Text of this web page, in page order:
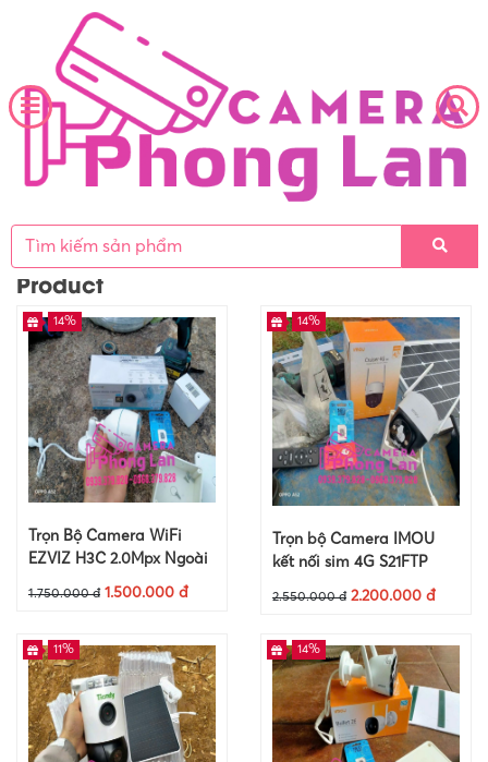
Home »Product
Product
Trọn Bộ Camera WiFi
EZVIZ H3C 2.0Mpx Ngoài
Trời +Thẻ Nhớ 64Gb
14%
1.750.000 đ 1.500.000 đ
Trọn bộ Camera IMOU
kết nối sim 4G S21FTP
2.0MP + Thẻ nhớ 64GB
14%
2.550.000 đ 2.200.000 đ
11% 14%